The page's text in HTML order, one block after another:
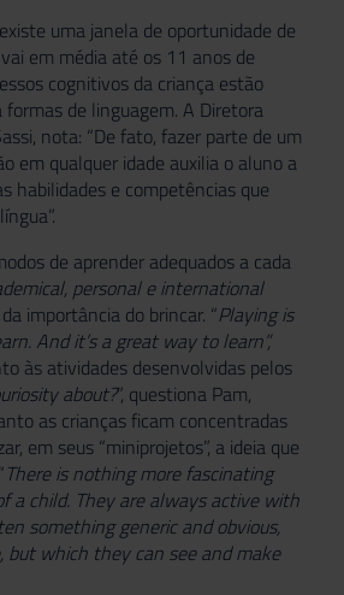
uma janela de oportunidade de
em média até os 11 anos de
cognitivos da criança estão
formas de linguagem. A Diretora
nota: “De fato, fazer parte de um
em qualquer idade auxilia o aluno a
habilidades e competências que
de aprender adequados a cada
personal e international
importância do brincar. “Playing is
And it’s a great way to learn”,
às atividades desenvolvidas pelos
about?”, questiona Pam,
as crianças ficam concentradas
em seus “miniprojetos”, a ideia que
There is nothing more fascinating
a child. They are always active with
something generic and obvious,
but which they can see and make